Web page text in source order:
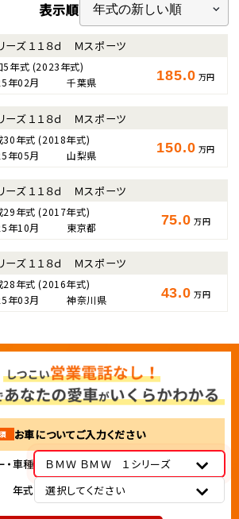
表示順
ズ １１８ｄ Ｍスポーツ
5年式 (2023年式)
年02月 千葉県 185.0 万円
ズ １１８ｄ Ｍスポーツ
30年式(2018年式)
年05月 山梨県 150.0 万円
ズ １１８ｄ Ｍスポーツ
29年式(2017年式)
年10月 東京都 75.0 万円
ズ １１８ｄ Ｍスポーツ
28年式(2016年式)
年03月 神奈川県 43.0 万円
お車についてご入力ください
・車種
ＢＭＷ ＢＭＷ １シリーズ
年式
選択してください